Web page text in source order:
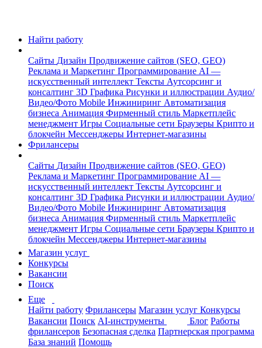
Найти работу
Сайты Дизайн Продвижение сайтов (SEO, GEO)
Реклама и Маркетинг Программирование AI —
искусственный интеллект Тексты Аутсорсинг и
консалтинг 3D Графика Рисунки и иллюстрации Аудио/
Видео/Фото Mobile Инжиниринг Автоматизация
бизнеса Анимация Фирменный стиль Маркетплейс
менеджмент Игры Социальные сети Браузеры Крипто и
блокчейн Мессенджеры Интернет-магазины
Фрилансеры
Сайты Дизайн Продвижение сайтов (SEO, GEO)
Реклама и Маркетинг Программирование AI —
искусственный интеллект Тексты Аутсорсинг и
консалтинг 3D Графика Рисунки и иллюстрации Аудио/
Видео/Фото Mobile Инжиниринг Автоматизация
бизнеса Анимация Фирменный стиль Маркетплейс
менеджмент Игры Социальные сети Браузеры Крипто и
блокчейн Мессенджеры Интернет-магазины
Магазин услуг
Конкурсы
Вакансии
Поиск
Еще
Найти работу Фрилансеры Магазин услуг Конкурсы
Вакансии Поиск AI-инструменты Блог Работы
фрилансеров Безопасная сделка Партнерская программа
База знаний Помощь